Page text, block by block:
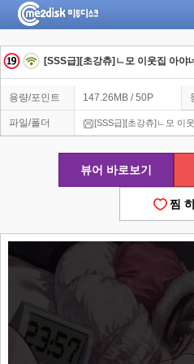
용량/포인트 147.26MB / 50P
파일/폴더 [SSS급][초강츄]ㄴ모 이
뷰어 바로보기
찜 하